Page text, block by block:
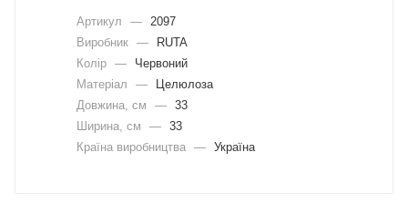
Артикул —
2097
Виробник —
RUTA
Колір —
Червоний
Матеріал
—
Целюлоза
Довжина, cм
— 33
Ширина, cм
— 33
Країна виробництва — Україна